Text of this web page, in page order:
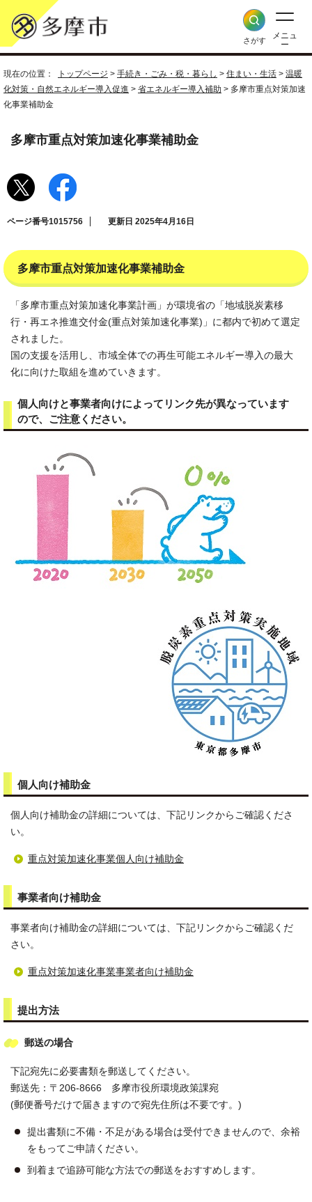
さがす
メニュ
ー
現在の位置： トップページ > 手続き・ごみ・税・暮らし > 住まい・生活 > 温暖
化対策・自然エネルギー導入促進 > 省エネルギー導入補助 > 多摩市重点対策加速
化事業補助金
多摩市重点対策加速化事業補助金
ページ番号1015756 更新日 2025年4月16日
多摩市重点対策加速化事業補助金
「多摩市重点対策加速化事業計画」が環境省の「地域脱炭素移
行・再エネ推進交付金(重点対策加速化事業)」に都内で初めて選定
されました。
国の支援を活用し、市域全体での再生可能エネルギー導入の最大
化に向けた取組を進めていきます。
個人向けと事業者向けによってリンク先が異なっています
ので、ご注意ください。
個人向け補助金
個人向け補助金の詳細については、下記リンクからご確認くださ
い。
重点対策加速化事業個人向け補助金
事業者向け補助金
事業者向け補助金の詳細については、下記リンクからご確認くだ
さい。
重点対策加速化事業事業者向け補助金
提出方法
郵送の場合
下記宛先に必要書類を郵送してください。
郵送先：〒206-8666 多摩市役所環境政策課宛
(郵便番号だけで届きますので宛先住所は不要です。)
提出書類に不備・不足がある場合は受付できませんので、余裕
をもってご申請ください。
到着まで追跡可能な方法での郵送をおすすめします。